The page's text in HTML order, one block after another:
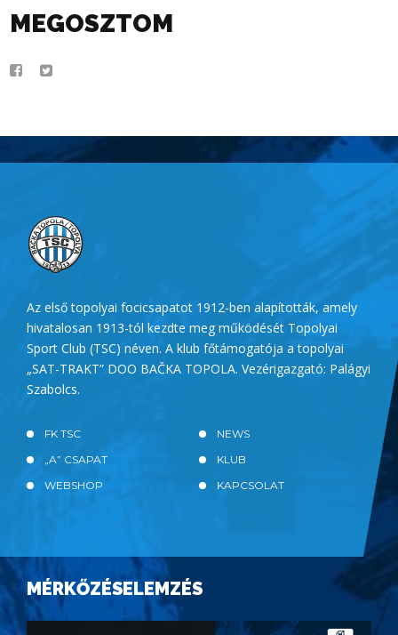
MEGOSZTOM
Az első topolyai focicsapatot 1912-ben alapították, amely
hivatalosan 1913-tól kezdte meg működését Topolyai
Sport Club (TSC) néven. A klub főtámogatója a topolyai
„SAT-TRAKT” DOO BAČKA TOPOLA. Vezérigazgató: Palágyi
Szabolcs.
FK TSC
NEWS
„A” CSAPAT
KLUB
WEBSHOP
KAPCSOLAT
MÉRKŐZÉSELEMZÉS